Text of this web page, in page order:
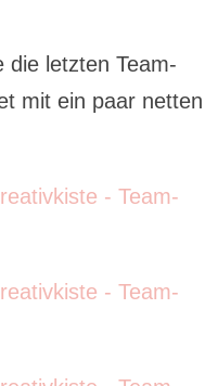
die letzten Team-
mit ein paar netten